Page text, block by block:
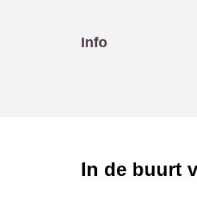
Info
In de buurt